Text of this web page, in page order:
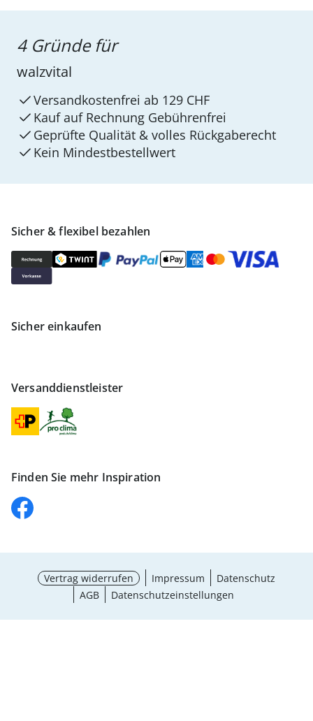
Sicher & flexibel bezahlen
Sicher einkaufen
Versanddienstleister
Finden Sie mehr Inspiration
4 Gründe für
walzvital
Versandkostenfrei ab 129 CHF
Kauf auf Rechnung Gebührenfrei
Geprüfte Qualität & volles Rückgaberecht
Kein Mindest­bestellwert
Vertrag widerrufen Impressum
Datenschutz
AGB
Datenschutzeinstellungen